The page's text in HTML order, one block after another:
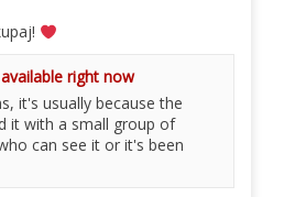
right now
it's usually because the
it with a small group of
can see it or it's been